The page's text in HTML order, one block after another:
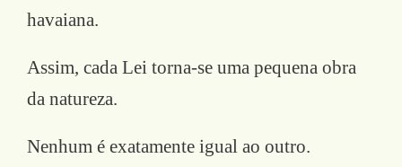
havaiana.
Assim, cada Lei torna-se uma pequena obra
da natureza.
Nenhum é exatamente igual ao outro.